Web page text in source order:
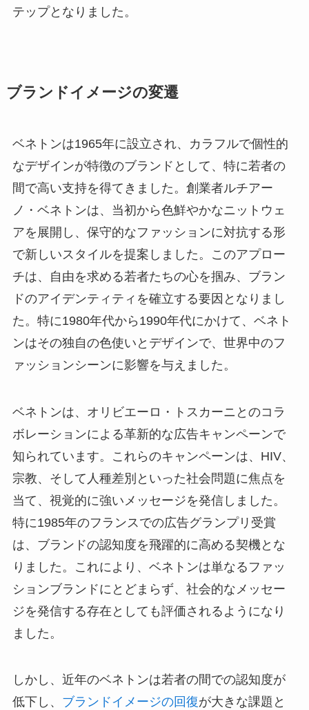
テップとなりました。
ブランドイメージの変遷
ベネトンは1965年に設立され、カラフルで個性的
なデザインが特徴のブランドとして、特に若者の
間で高い支持を得てきました。創業者ルチアー
ノ・ベネトンは、当初から色鮮やかなニットウェ
アを展開し、保守的なファッションに対抗する形
で新しいスタイルを提案しました。このアプロー
チは、自由を求める若者たちの心を掴み、ブラン
ドのアイデンティティを確立する要因となりまし
た。特に1980年代から1990年代にかけて、ベネト
ンはその独自の色使いとデザインで、世界中のフ
ァッションシーンに影響を与えました。
ベネトンは、オリビエーロ・トスカーニとのコラ
ボレーションによる革新的な広告キャンペーンで
知られています。これらのキャンペーンは、HIV、
宗教、そして人種差別といった社会問題に焦点を
当て、視覚的に強いメッセージを発信しました。
特に1985年のフランスでの広告グランプリ受賞
は、ブランドの認知度を飛躍的に高める契機とな
りました。これにより、ベネトンは単なるファッ
ションブランドにとどまらず、社会的なメッセー
ジを発信する存在としても評価されるようになり
ました。
しかし、近年のベネトンは若者の間での認知度が
低下し、 ブランドイメージの回復が大きな課題と